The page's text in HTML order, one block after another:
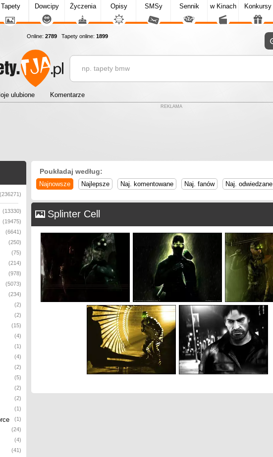
Tapety Dowcipy Życzenia Opisy SMSy Sennik w Kinach Konkursy
Online: 2789 Tapety online: 1899
ulubione Komentarze
REKLAMA
(236271)
(13330)
(19475)
(6641)
(250)
(75)
(214)
(978)
(5073)
(234)
(2)
(2)
(15)
(4)
(1)
(4)
(2)
(5)
(2)
(2)
(1)
(1)
(24)
(4)
(41)
Poukładaj według:
Najnowsze Najlepsze Naj. komentowane Naj. fanów Naj. odwiedzane
Splinter Cell